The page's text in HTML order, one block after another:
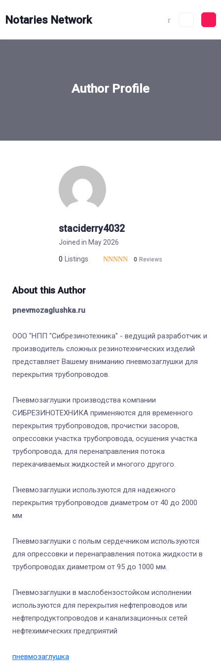
toNotaries Network
Author Profile
staciderry4032
Joined in May 2026
0 Listings 0 Reviews
About this Author
pnevmozaglushka.ru
ООО "НПП "Сибрезинотехника" - ведущий разработчик и
производитель сложных резинотехнических изделий
представляет Вашему вниманию пневмозаглушки для
перекрытия трубопроводов.
Пневмозаглушки производства компании
СИБРЕЗИНОТЕХНИКА применяются для временного
перекрытия трубопроводов, прочистки засоров,
опрессовки участка трубопровода, осушения участка
трубопровода, для перенаправления потока
перекачиваемых жидкостей и многого другого.
Пневмозаглушки используются для надежного
перекрытия трубопроводов диаметром от 40 до 2000
мм
Пневмозаглушки с полым сердечником используются
для опрессовки и перенаправления потока жидкости в
трубопроводах диаметром от 95 до 1000 мм.
Пневмозаглушки в маслобензостойком исполнении
используются для перекрытия нефтепроводов или
нефтепродуктопроводов и канализационных сетей
нефтехимических предприятий
пневмозаглушка